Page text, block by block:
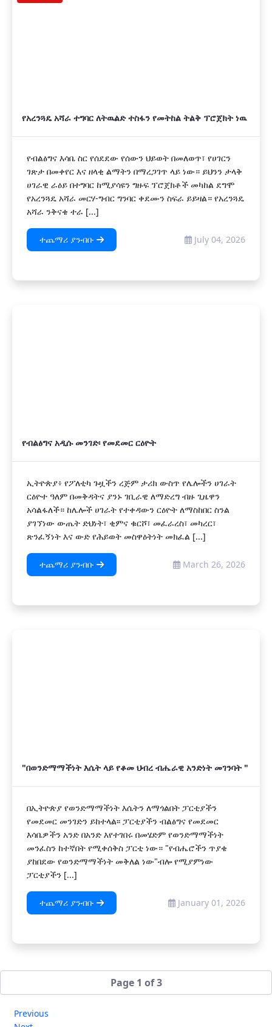
የአረንጓዴ አሻራ ተግባር ለትዉልድ ተስፋን የመትከል ትልቅ ፕሮጀክት ነዉ
የብልፅግና እሳቤ ስር የሰደደው የሰውን ህይወት በመለወጥ፣ የሀገርን
ገጽታ በመቀየር እና ዘላቂ ልማትን በማረጋገጥ ላይ ነው። ይህንን ታላቅ
ሀገራዊ ራዕይ በተግባር ከሚያሳዩን ግዙፍ ፕሮጀክቶች መካከል ደግሞ
የአረንጓዴ አሻራ መርሃ-ግብር ግንባር ቀደሙን ስፍራ ይይዛል። የአረንጓዴ
አሻራ ንቅናቄ ተራ [...]
ተጨማሪ ያንብቡ July 04, 2026
የብልፅግና አዲሱ መንገድ፡ የመደመር ርዕዮት
ኢትዮጵያ፥ የፖለቲካ ጉዟችን ረጅም ታሪክ ውስጥ የሌሎችን ሀገራት
ርዕዮተ ዓለም በመቅዳትና ያንኑ ገቢራዊ ለማድረግ ብዙ ጊዜዋን
አሳልፋለች። ከሌሎች ሀገራት የተቀዳውን ርዕዮት ለማስከበር ስንል
ያገኘነው ውጤት ድህነት፣ ቂምና ቁርሾ፣ መፈራረስ፣ መካረር፣
ጽንፈኝነት እና ውድ የሕይወት መስዋዕትነት መክፈል [...]
ተጨማሪ ያንብቡ March 26, 2026
"በወንድማማችነት እሴት ላይ የቆመ ህብረ ብሔራዊ አንድነት መገንባት "
በኢትዮጵያ የወንድማማችነት እሴትን ለማጎልበት ፓርቲያችን
የመደመር መንገድን ይከተላል፡፡ ፓርቲያችን ብልፅግና የመደመር
እሳቤዎችን አንድ በአንድ እየተገበሩ በመሄድም የወንድማማችነት
መንፈስን ከተኛበት የሚቀሰቅስ ፓርቲ ነው። "የብሔሮችን ጥያቄ
ያከበደው የወንድማማችነት መቅለል ነው"ብሎ የሚያምነው
ፓርቲያችን [...]
ተጨማሪ ያንብቡ January 01, 2026
Page 1 of 3
Previous